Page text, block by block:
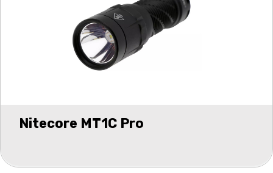
Nitecore MT1C Pro